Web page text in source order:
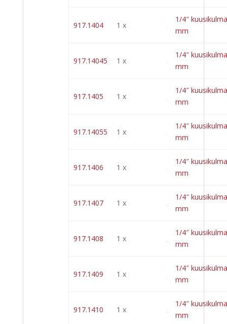
917.1404 1 x
1/4″
mm
917.14045 1 x
1/4″
mm
917.1405 1 x
1/4″
mm
917.14055 1 x
1/4″
mm
917.1406 1 x
1/4″
mm
917.1407 1 x
1/4″
mm
917.1408 1 x
1/4″
mm
917.1409 1 x
1/4″
mm
917.1410 1 x
1/4″
mm